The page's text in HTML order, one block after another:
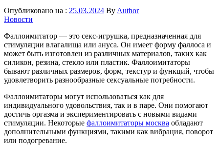
Опубликовано на : 25.03.2024 By Author
Новости
Фаллоимитатор — это секс-игрушка, предназначенная для
стимуляции влагалища или ануса. Он имеет форму фаллоса и
может быть изготовлен из различных материалов, таких как
силикон, резина, стекло или пластик. Фаллоимитаторы
бывают различных размеров, форм, текстур и функций, чтобы
удовлетворить разнообразные сексуальные потребности.
Фаллоимитаторы могут использоваться как для
индивидуального удовольствия, так и в паре. Они помогают
достичь оргазма и экспериментировать с новыми видами
стимуляции. Некоторые фаллоимитаторы москва обладают
дополнительными функциями, такими как вибрация, поворот
или подогревание.